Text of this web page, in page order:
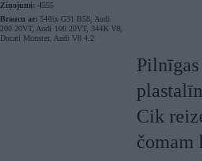
Ziņojumi: 4555
Braucu ar: 540ix G31 B58, Audi
200 20VT, Audi 100 20VT, 344K V8,
Ducati Monster, Audi V8 4.2
Pilnīgas
Cik
čomam